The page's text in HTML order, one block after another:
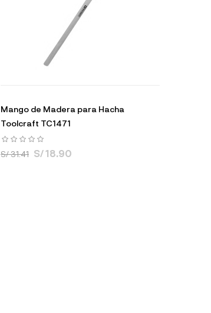
Mango de Madera para Hacha
Toolcraft TC1471
S/ 31.41 S/ 18.90